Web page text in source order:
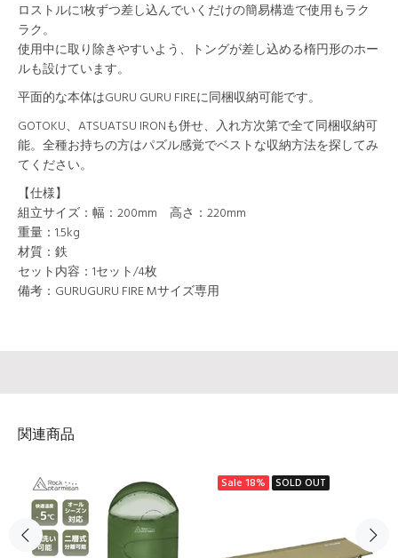
ロストルに1枚ずつ差し込んでいくだけの簡易構造で使用もラク
ラク。
使用中に取り除きやすいよう、トングが差し込める楕円形のホー
ルも設けています。
平面的な本体はGURU GURU FIREに同梱収納可能です。
GOTOKU、ATSUATSU IRONも併せ、入れ方次第で全て同梱収納可
能。全種お持ちの方はパズル感覚でベストな収納方法を探してみ
てください。
【仕様】
組立サイズ：幅：200mm 高さ：220mm
重量：1.5kg
材質：鉄
セット内容：1セット/4枚
備考：GURUGURU FIRE Mサイズ専用
関連商品
Sale 18% SOLD OUT